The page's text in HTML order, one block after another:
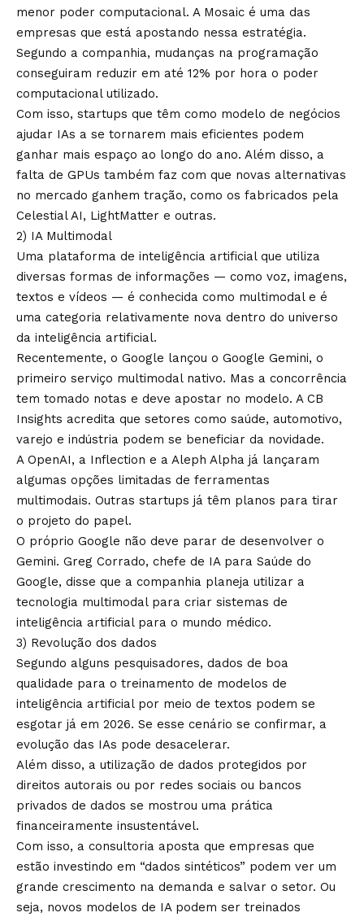
menor poder computacional. A Mosaic é uma das
empresas que está apostando nessa estratégia.
Segundo a companhia, mudanças na programação
conseguiram reduzir em até 12% por hora o poder
computacional utilizado.
Com isso, startups que têm como modelo de negócios
ajudar IAs a se tornarem mais eficientes podem
ganhar mais espaço ao longo do ano. Além disso, a
falta de GPUs também faz com que novas alternativas
no mercado ganhem tração, como os fabricados pela
Celestial AI, LightMatter e outras.
2) IA Multimodal
Uma plataforma de inteligência artificial que utiliza
diversas formas de informações — como voz, imagens,
textos e vídeos — é conhecida como multimodal e é
uma categoria relativamente nova dentro do universo
da inteligência artificial.
Recentemente, o Google lançou o Google Gemini, o
primeiro serviço multimodal nativo. Mas a concorrência
tem tomado notas e deve apostar no modelo. A CB
Insights acredita que setores como saúde, automotivo,
varejo e indústria podem se beneficiar da novidade.
A OpenAI, a Inflection e a Aleph Alpha já lançaram
algumas opções limitadas de ferramentas
multimodais. Outras startups já têm planos para tirar
o projeto do papel.
O próprio Google não deve parar de desenvolver o
Gemini. Greg Corrado, chefe de IA para Saúde do
Google, disse que a companhia planeja utilizar a
tecnologia multimodal para criar sistemas de
inteligência artificial para o mundo médico.
3) Revolução dos dados
Segundo alguns pesquisadores, dados de boa
qualidade para o treinamento de modelos de
inteligência artificial por meio de textos podem se
esgotar já em 2026. Se esse cenário se confirmar, a
evolução das IAs pode desacelerar.
Além disso, a utilização de dados protegidos por
direitos autorais ou por redes sociais ou bancos
privados de dados se mostrou uma prática
financeiramente insustentável.
Com isso, a consultoria aposta que empresas que
estão investindo em “dados sintéticos” podem ver um
grande crescimento na demanda e salvar o setor. Ou
seja, novos modelos de IA podem ser treinados